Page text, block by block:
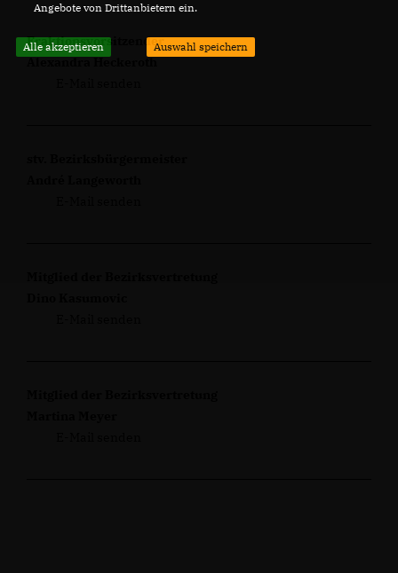
Fraktionsvorsitzender
Alexandra Heckeroth
Angebote von Drittanbietern ein.
Alle akzeptieren Auswahl speichern